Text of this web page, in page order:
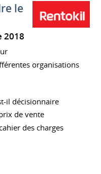
le
2018
organisations
il décisionnaire
de vente
des charges